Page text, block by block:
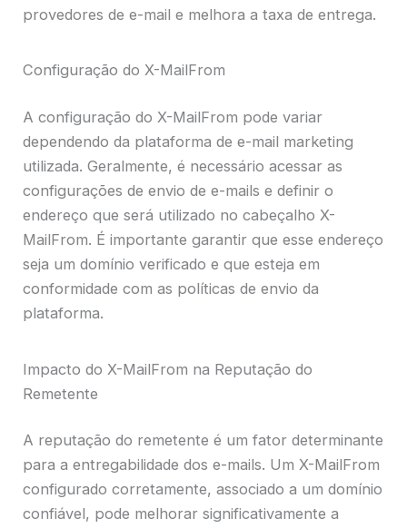
provedores de e-mail e melhora a taxa de entrega.
Configuração do X-MailFrom
A configuração do X-MailFrom pode variar
dependendo da plataforma de e-mail marketing
utilizada. Geralmente, é necessário acessar as
configurações de envio de e-mails e definir o
endereço que será utilizado no cabeçalho X-
MailFrom. É importante garantir que esse endereço
seja um domínio verificado e que esteja em
conformidade com as políticas de envio da
plataforma.
Impacto do X-MailFrom na Reputação do
Remetente
A reputação do remetente é um fator determinante
para a entregabilidade dos e-mails. Um X-MailFrom
configurado corretamente, associado a um domínio
confiável, pode melhorar significativamente a